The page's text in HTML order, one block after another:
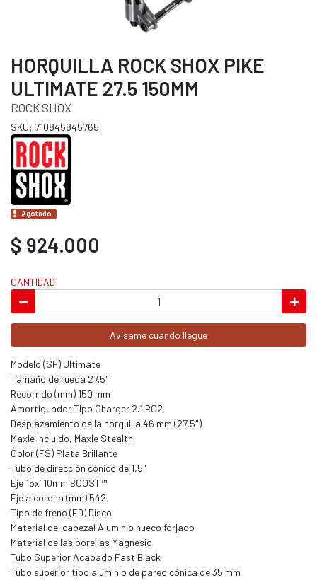
HORQUILLA ROCK SHOX PIKE
ULTIMATE 27.5 150MM
ROCK SHOX
SKU: 710845845765
Agotado.
$ 924.000
CANTIDAD
Avísame cuando llegue
Modelo (SF) Ultimate
Tamaño de rueda 27.5"
Recorrido (mm) 150 mm
Amortiguador Tipo Charger 2.1 RC2
Desplazamiento de la horquilla 46 mm (27,5")
Maxle incluido, Maxle Stealth
Color (FS) Plata Brillante
Tubo de dirección cónico de 1,5"
Eje 15x110mm BOOST™
Eje a corona (mm) 542
Tipo de freno (FD) Disco
Material del cabezal Aluminio hueco forjado
Material de las borellas Magnesio
Tubo Superior Acabado Fast Black
Tubo superior tipo aluminio de pared cónica de 35 mm